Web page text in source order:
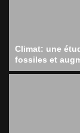
Climat: une
fossiles et